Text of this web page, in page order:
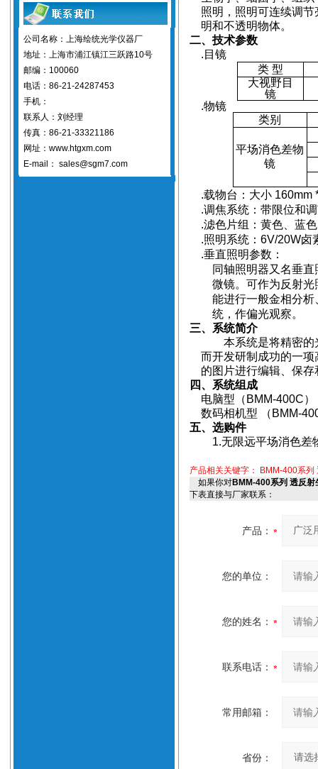
公司名称：上海绘统光学仪器厂
地址：上海市浦江镇江三跃路10号
邮编：100060
电话：86-21-24287453
手机：
联系人：刘经理
传真：86-21-33321186
网址：www.htgxm.com
E-mail： sales@sgm7.com
照明，照明可连续调
明和不透明物体。
二、技术参数
. 目镜
类 型
大视野目
镜
.物镜
类别
平场消色差物
镜
.载物台：大小160mm
.调焦系统：带限位和
.滤色片组：黄色、蓝
.照明系统： 6V/20W卤
.垂直照明参数：
同轴照明器又名垂
微镜。可作为反射
能进行一般金相分
统，作偏光观察。
三、系统简介
本系统是将精密的
而开发研制成功的一
的图片进行编辑、保存
四、系统组成
电脑型 （BMM-400C）
数码相机型 （BMM-
五、选购件
1.无限远平场消色差
产品相关关键字：
BMM-400系列
如果你对BMM-400系列 透反
下表直接与厂家联系：
产品：
您的单位：
您的姓名：
联系电话：
常用邮箱：
省份：